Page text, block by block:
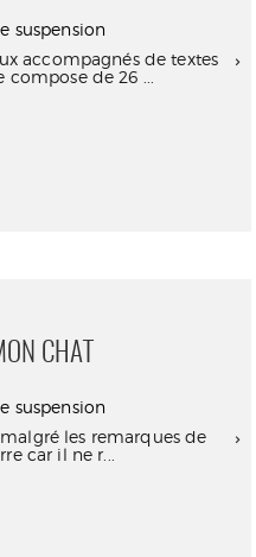
suspension
accompagnés de textes
de 26 ...
CHAT
suspension
les remarques de
car il ne r...